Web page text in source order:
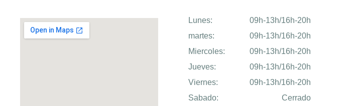
Lunes:
09h-13h/16h-20h
martes:
09h-13h/16h-20h
Miercoles:
09h-13h/16h-20h
Jueves:
09h-13h/16h-20h
Viernes:
09h-13h/16h-20h
Sabado:
Cerrado